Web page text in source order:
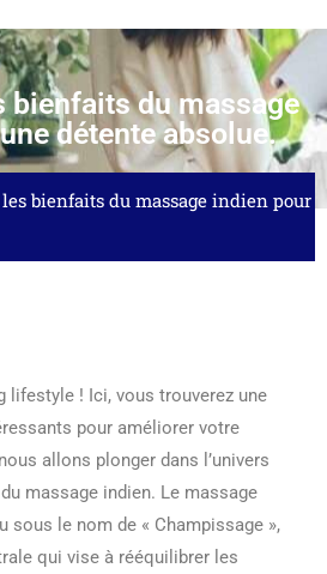
bienfaits du massage
détente absolue.
bienfaits du massage indien pour
lifestyle ! Ici, vous trouverez une
pour améliorer votre
allons plonger dans l’univers
massage indien. Le massage
sous le nom de « Champissage »,
qui vise à rééquilibrer les